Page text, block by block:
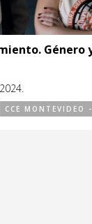
Género
CCE MONTEVIDEO